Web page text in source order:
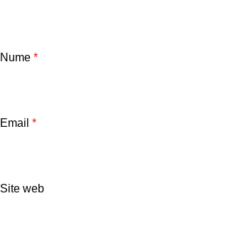
Nume *
Email *
Site web